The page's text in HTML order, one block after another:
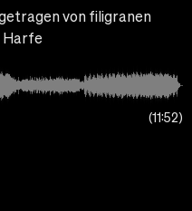
von filigranen
Harfe
11:52